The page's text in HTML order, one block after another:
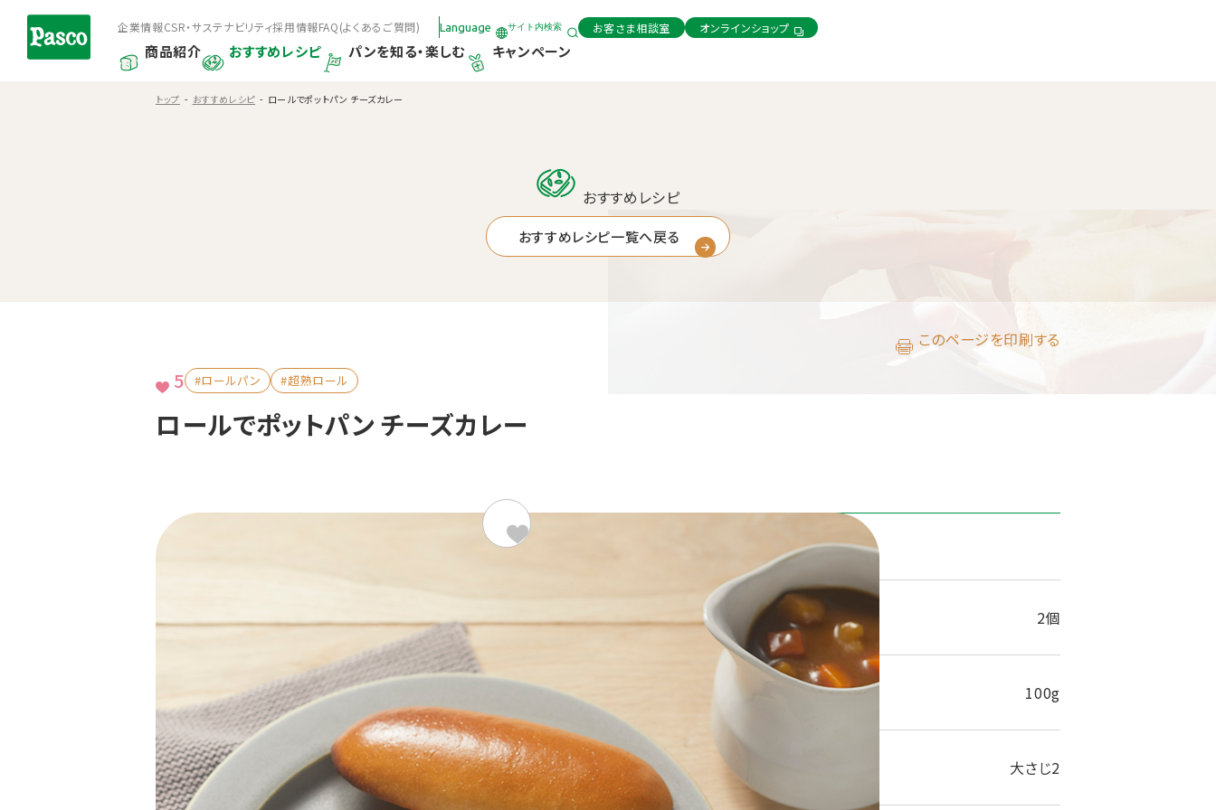
商品紹介 おすすめレシピ パンを知る・楽しむ キャンペーン
サイト内検索
Language
企業情報CSR・サステナビリティ採用情報FAQ(よくあるご質問) お客さま相談室 オンラインショップ
トップ おすすめレシピ ロールでポットパン チーズカレー
おすすめレシピ
おすすめレシピ一覧へ戻る
ロールでポットパン チーズカレー
5 #ロールパン #超熟ロール
このページを印刷する
202kcal/1人分
超熟ロール 2個
100g
ピザ用チーズ 大さじ2